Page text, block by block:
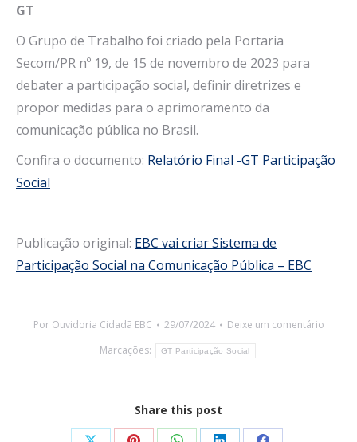
GT
O Grupo de Trabalho foi criado pela Portaria
Secom/PR nº 19, de 15 de novembro de 2023 para
debater a participação social, definir diretrizes e
propor medidas para o aprimoramento da
comunicação pública no Brasil.
Confira o documento: Relatório Final -GT Participação
Social
Publicação original: EBC vai criar Sistema de
Participação Social na Comunicação Pública – EBC
Por Ouvidoria Cidadã EBC 29/07/2024
Deixe um comentário
Marcações:
GT Participação Social
Share this post